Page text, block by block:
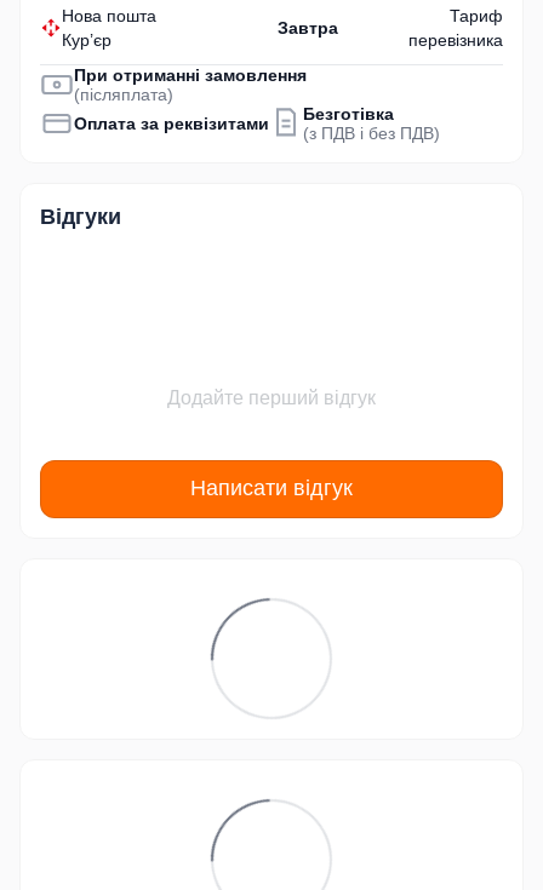
Нова пошта
Кур’єр
Завтра
Тариф
перевізника
При отриманні замовлення
(післяплата)
Оплата за реквізитами
Безготівка
(з ПДВ і без ПДВ)
Відгуки
Додайте перший відгук
Написати відгук